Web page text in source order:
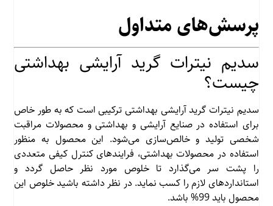
پرسش‌های متداول
سدیم نیترات گرید آرایشی بهداشتی
چیست؟
سدیم نیترات گرید آرایشی بهداشتی ترکیبی است که به طور خاص
برای استفاده در صنایع آرایشی و بهداشتی و محصولات مراقبت
شخصی تولید و خالص‌سازی می‌شود. این محصول به منظور
استفاده در محصولات بهداشتی، فرایندهای کنترل کیفی متعددی
را پشت سر می‌گذارد تا خلوص مورد نظر حاصل گردد و
استانداردهای لازم را کسب نماید. در نظر داشته باشید خلوص این
محصول باید 99% باشد.